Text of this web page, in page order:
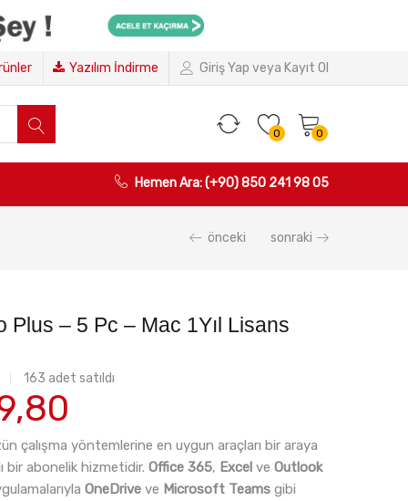
Giriş Yap veya Kayıt Ol
Yazılım İndirme
0 0
Hemen Ara: (+90) 850 241 98 05
önceki sonraki
Plus – 5 Pc – Mac 1Yıl Lisans
163 adet satıldı
andaki
fiyat:
₺139,80.
çalışma yöntemlerine en uygun araçları bir araya
bir abonelik hizmetidir. Office 365, Excel ve Outlook
OneDrive ve Microsoft Teams gibi